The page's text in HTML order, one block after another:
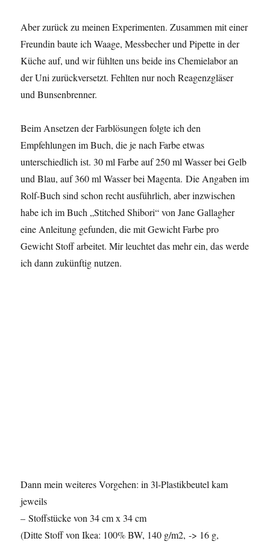
Aber zurück zu meinen Experimenten. Zusammen mit einer
Freundin baute ich Waage, Messbecher und Pipette in der
Küche auf, und wir fühlten uns beide ins Chemielabor an
der Uni zurückversetzt. Fehlten nur noch Reagenzgläser
und Bunsenbrenner.
Beim Ansetzen der Farblösungen folgte ich den
Empfehlungen im Buch, die je nach Farbe etwas
unterschiedlich ist. 30 ml Farbe auf 250 ml Wasser bei Gelb
und Blau, auf 360 ml Wasser bei Magenta. Die Angaben im
Rolf-Buch sind schon recht ausführlich, aber inzwischen
habe ich im Buch „Stitched Shibori“ von Jane Gallagher
eine Anleitung gefunden, die mit Gewicht Farbe pro
Gewicht Stoff arbeitet. Mir leuchtet das mehr ein, das werde
ich dann zukünftig nutzen.
Dann mein weiteres Vorgehen: in 3l-Plastikbeutel kam
jeweils
– Stoffstücke von 34 cm x 34 cm
(Ditte Stoff von Ikea: 100% BW, 140 g/m2, -> 16 g,